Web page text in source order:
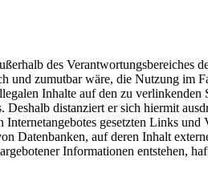
des
und zumutbar wäre, die Nutzung im
Inhalte auf den zu
distanziert er sich hiermit
gesetzten Links
Datenbanken, auf deren Inhalt
Informationen entstehen,